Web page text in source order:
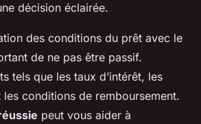
décision éclairée.
des conditions du prêt avec le
de ne pas être passif.
tels que les taux d’intérêt, les
conditions de remboursement.
peut vous aider à